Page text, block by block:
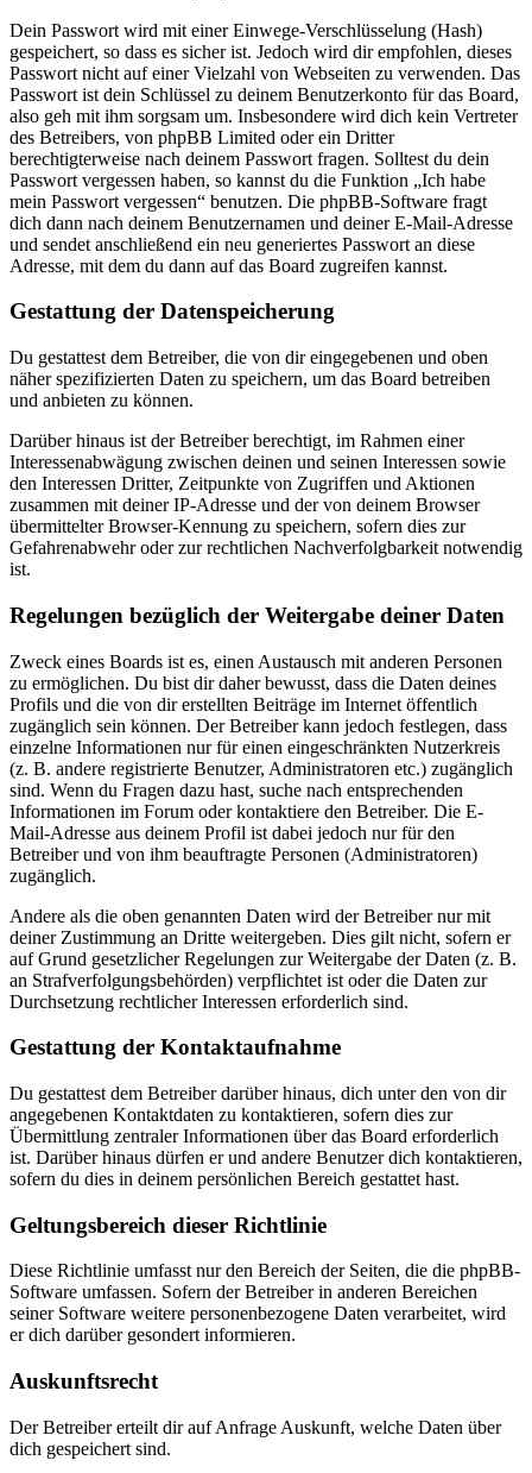
Dein Passwort wird mit einer Einwege-Verschlüsselung (Hash)
gespeichert, so dass es sicher ist. Jedoch wird dir empfohlen, dieses
Passwort nicht auf einer Vielzahl von Webseiten zu verwenden. Das
Passwort ist dein Schlüssel zu deinem Benutzerkonto für das Board,
also geh mit ihm sorgsam um. Insbesondere wird dich kein Vertreter
des Betreibers, von phpBB Limited oder ein Dritter
berechtigterweise nach deinem Passwort fragen. Solltest du dein
Passwort vergessen haben, so kannst du die Funktion „Ich habe
mein Passwort vergessen“ benutzen. Die phpBB-Software fragt
dich dann nach deinem Benutzernamen und deiner E-Mail-Adresse
und sendet anschließend ein neu generiertes Passwort an diese
Adresse, mit dem du dann auf das Board zugreifen kannst.
Gestattung der Datenspeicherung
Du gestattest dem Betreiber, die von dir eingegebenen und oben
näher spezifizierten Daten zu speichern, um das Board betreiben
und anbieten zu können.
Darüber hinaus ist der Betreiber berechtigt, im Rahmen einer
Interessenabwägung zwischen deinen und seinen Interessen sowie
den Interessen Dritter, Zeitpunkte von Zugriffen und Aktionen
zusammen mit deiner IP-Adresse und der von deinem Browser
übermittelter Browser-Kennung zu speichern, sofern dies zur
Gefahrenabwehr oder zur rechtlichen Nachverfolgbarkeit notwendig
ist.
Regelungen bezüglich der Weitergabe deiner Daten
Zweck eines Boards ist es, einen Austausch mit anderen Personen
zu ermöglichen. Du bist dir daher bewusst, dass die Daten deines
Profils und die von dir erstellten Beiträge im Internet öffentlich
zugänglich sein können. Der Betreiber kann jedoch festlegen, dass
einzelne Informationen nur für einen eingeschränkten Nutzerkreis
(z. B. andere registrierte Benutzer, Administratoren etc.) zugänglich
sind. Wenn du Fragen dazu hast, suche nach entsprechenden
Informationen im Forum oder kontaktiere den Betreiber. Die E-
Mail-Adresse aus deinem Profil ist dabei jedoch nur für den
Betreiber und von ihm beauftragte Personen (Administratoren)
zugänglich.
Andere als die oben genannten Daten wird der Betreiber nur mit
deiner Zustimmung an Dritte weitergeben. Dies gilt nicht, sofern er
auf Grund gesetzlicher Regelungen zur Weitergabe der Daten (z. B.
an Strafverfolgungsbehörden) verpflichtet ist oder die Daten zur
Durchsetzung rechtlicher Interessen erforderlich sind.
Gestattung der Kontaktaufnahme
Du gestattest dem Betreiber darüber hinaus, dich unter den von dir
angegebenen Kontaktdaten zu kontaktieren, sofern dies zur
Übermittlung zentraler Informationen über das Board erforderlich
ist. Darüber hinaus dürfen er und andere Benutzer dich kontaktieren,
sofern du dies in deinem persönlichen Bereich gestattet hast.
Geltungsbereich dieser Richtlinie
Diese Richtlinie umfasst nur den Bereich der Seiten, die die phpBB-
Software umfassen. Sofern der Betreiber in anderen Bereichen
seiner Software weitere personenbezogene Daten verarbeitet, wird
er dich darüber gesondert informieren.
Auskunftsrecht
Der Betreiber erteilt dir auf Anfrage Auskunft, welche Daten über
dich gespeichert sind.